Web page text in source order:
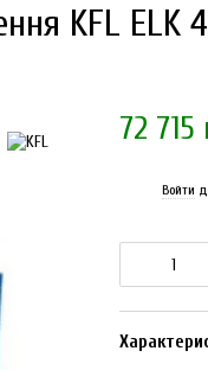
KFL ELK
72 715
Войти